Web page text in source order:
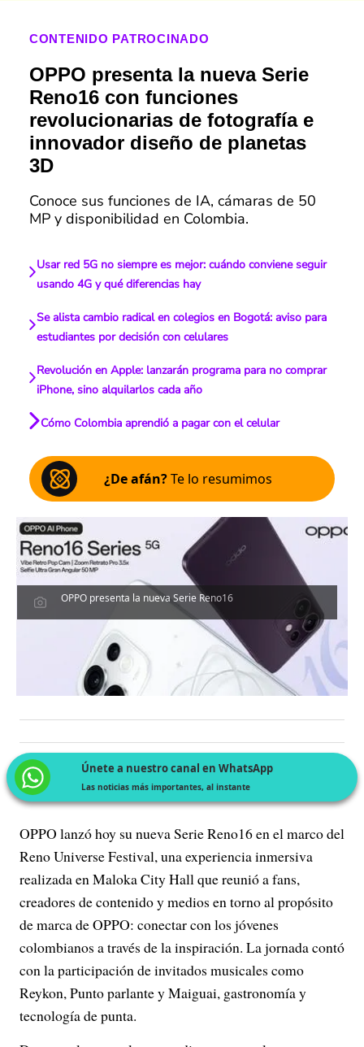
CONTENIDO PATROCINADO
OPPO presenta la nueva Serie
Reno16 con funciones
revolucionarias de fotografía e
innovador diseño de planetas
3D
Conoce sus funciones de IA, cámaras de 50
MP y disponibilidad en Colombia.
Usar red 5G no siempre es mejor: cuándo conviene seguir
usando 4G y qué diferencias hay
Se alista cambio radical en colegios en Bogotá: aviso para
estudiantes por decisión con celulares
Revolución en Apple: lanzarán programa para no comprar
iPhone, sino alquilarlos cada año
Cómo Colombia aprendió a pagar con el celular
¿De afán?Te lo resumimos
OPPO presenta la nueva Serie Reno16
Únete a nuestro canal en WhatsApp
Las noticias más importantes, al instante
OPPO lanzó hoy su nueva Serie Reno16 en el marco del
Reno Universe Festival, una experiencia inmersiva
realizada en Maloka City Hall que reunió a fans,
creadores de contenido y medios en torno al propósito
de marca de OPPO: conectar con los jóvenes
colombianos a través de la inspiración. La jornada contó
con la participación de invitados musicales como
Reykon, Punto parlante y Maiguai, gastronomía y
tecnología de punta.